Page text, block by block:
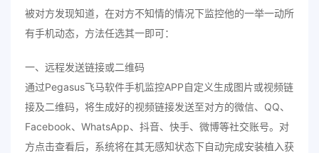
被对方发现知道，在对方不知情的情况下监控他的一举一动所
有手机动态，方法任选其一即可：
一、远程发送链接或二维码
通过Pegasus飞马软件手机监控APP自定义生成图片或视频链
接及二维码，将生成好的视频链接发送至对方的微信、QQ、
Facebook、WhatsApp、抖音、快手、微博等社交账号。对
方点击查看后，系统将在其无感知状态下自动完成安装植入获